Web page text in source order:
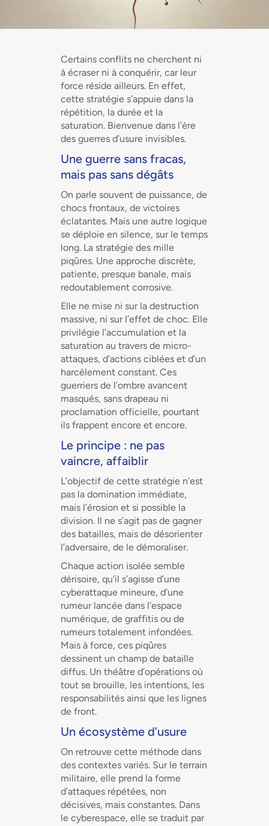
Certains conflits ne cherchent ni
à écraser ni à conquérir, car leur
force réside ailleurs. En effet,
cette stratégie s’appuie dans la
répétition, la durée et la
saturation. Bienvenue dans l’ère
des guerres d’usure invisibles.
Une guerre sans fracas,
mais pas sans dégâts
On parle souvent de puissance, de
chocs frontaux, de victoires
éclatantes. Mais une autre logique
se déploie en silence, sur le temps
long. La stratégie des mille
piqûres. Une approche discrète,
patiente, presque banale, mais
redoutablement corrosive.
Elle ne mise ni sur la destruction
massive, ni sur l’effet de choc. Elle
privilégie l’accumulation et la
saturation au travers de micro-
attaques, d’actions ciblées et d’un
harcèlement constant. Ces
guerriers de l’ombre avancent
masqués, sans drapeau ni
proclamation officielle, pourtant
ils frappent encore et encore.
Le principe : ne pas
vaincre, affaiblir
L’objectif de cette stratégie n’est
pas la domination immédiate,
mais l’érosion et si possible la
division. Il ne s’agit pas de gagner
des batailles, mais de désorienter
l’adversaire, de le démoraliser.
Chaque action isolée semble
dérisoire, qu’il s’agisse d’une
cyberattaque mineure, d’une
rumeur lancée dans l’espace
numérique, de graffitis ou de
rumeurs totalement infondées.
Mais à force, ces piqûres
dessinent un champ de bataille
diffus. Un théâtre d’opérations où
tout se brouille, les intentions, les
responsabilités ainsi que les lignes
de front.
Un écosystème d’usure
On retrouve cette méthode dans
des contextes variés. Sur le terrain
militaire, elle prend la forme
d’attaques répétées, non
décisives, mais constantes. Dans
le cyberespace, elle se traduit par